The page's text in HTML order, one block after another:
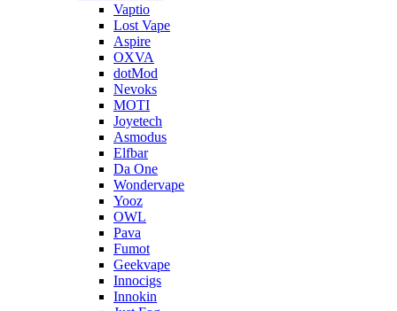
Vaptio
Lost Vape
Aspire
OXVA
dotMod
Nevoks
MOTI
Joyetech
Asmodus
Elfbar
Da One
Wondervape
Yooz
OWL
Pava
Fumot
Geekvape
Innocigs
Innokin